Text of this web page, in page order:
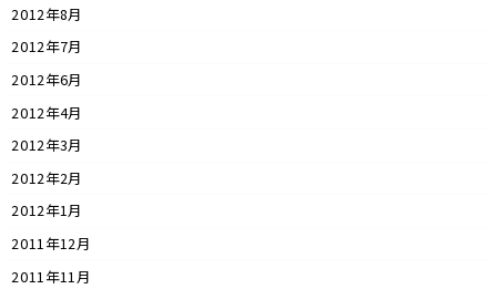
2012年8月
2012年7月
2012年6月
2012年4月
2012年3月
2012年2月
2012年1月
2011年12月
2011年11月